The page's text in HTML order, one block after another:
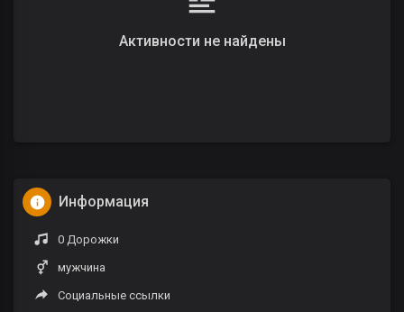
Активности не найдены
Информация
0 Дорожки
мужчина
Социальные ссылки